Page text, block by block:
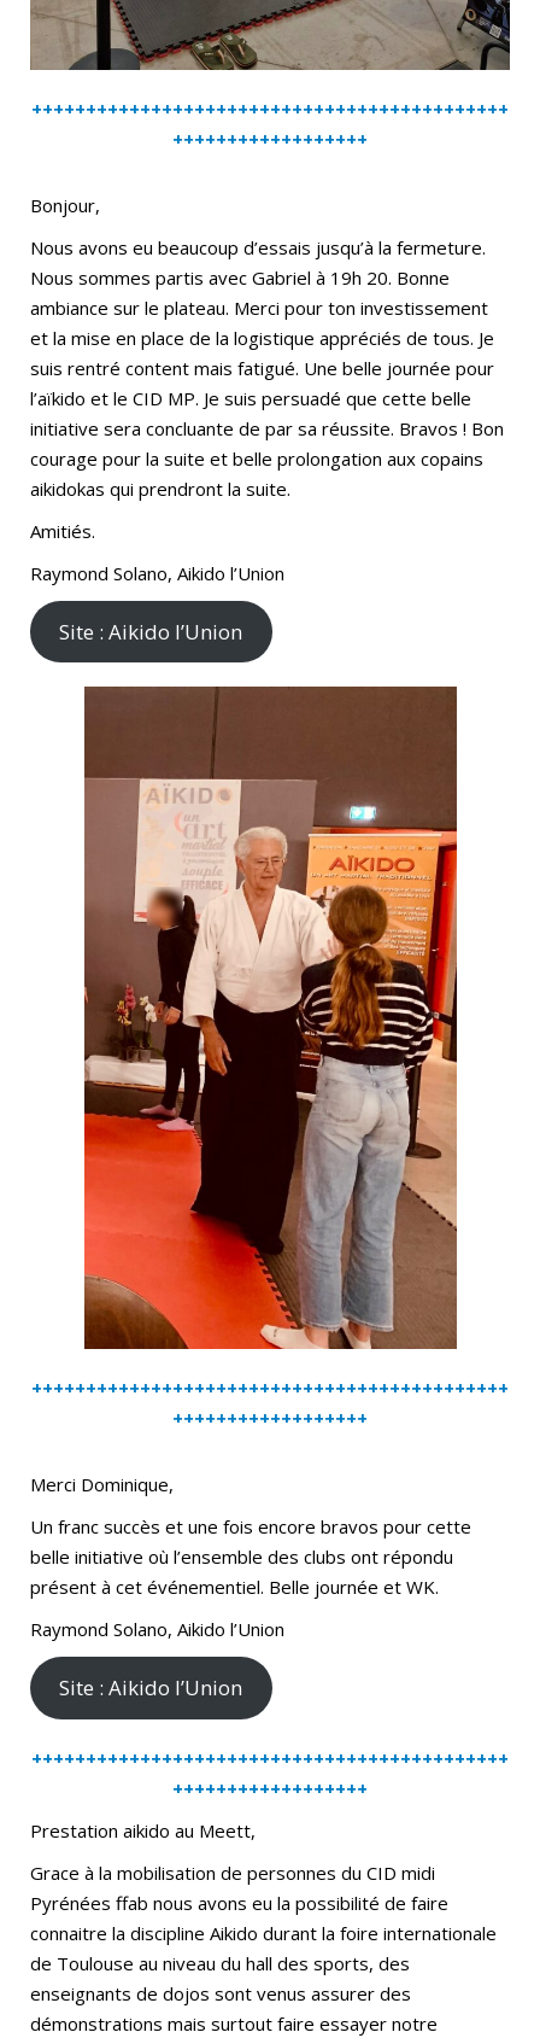
++++++++++++++++++++++++++++++++++++++++++++
++++++++++++++++++
Bonjour,
Nous avons eu beaucoup d’essais jusqu’à la fermeture.
Nous sommes partis avec Gabriel à 19h 20. Bonne
ambiance sur le plateau. Merci pour ton investissement
et la mise en place de la logistique appréciés de tous. Je
suis rentré content mais fatigué. Une belle journée pour
l’aïkido et le CID MP. Je suis persuadé que cette belle
initiative sera concluante de par sa réussite. Bravos ! Bon
courage pour la suite et belle prolongation aux copains
aikidokas qui prendront la suite.
Amitiés.
Raymond Solano, Aikido l’Union
Site : Aikido l’Union
++++++++++++++++++++++++++++++++++++++++++++
++++++++++++++++++
Merci Dominique,
Un franc succès et une fois encore bravos pour cette
belle initiative où l’ensemble des clubs ont répondu
présent à cet événementiel. Belle journée et WK.
Raymond Solano, Aikido l’Union
Site : Aikido l’Union
++++++++++++++++++++++++++++++++++++++++++++
++++++++++++++++++
Prestation aikido au Meett,
Grace à la mobilisation de personnes du CID midi
Pyrénées ffab nous avons eu la possibilité de faire
connaitre la discipline Aikido durant la foire internationale
de Toulouse au niveau du hall des sports, des
enseignants de dojos sont venus assurer des
démonstrations mais surtout faire essayer notre